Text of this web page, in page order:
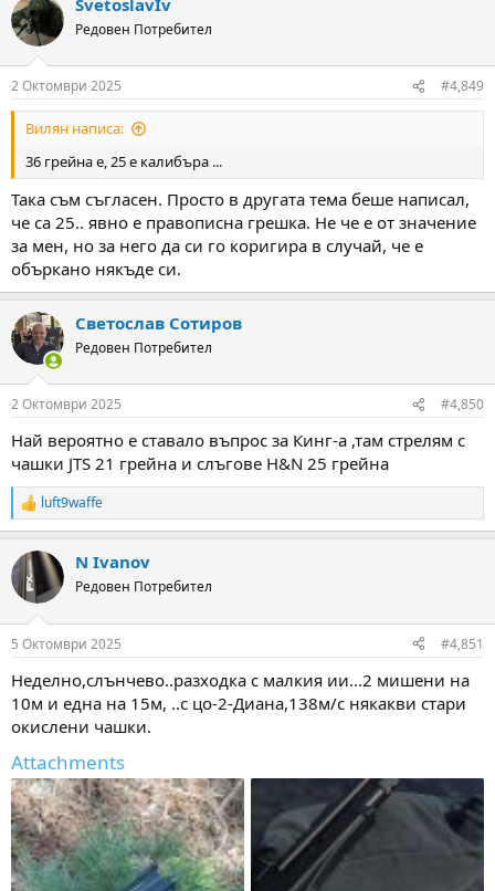
Редовен Потребител
2 Октомври 2025 #4,849
Вилян написа:
36 грейна е, 25 е калибъра ...
Така съм съгласен. Просто в другата тема беше написал,
че са 25.. явно е правописна грешка. Не че е от значение
за мен, но за него да си го коригира в случай, че е
объркано някъде си.
Светослав Сотиров
Редовен Потребител
2 Октомври 2025 #4,850
Най вероятно е ставало въпрос за Кинг-а ,там стрелям с
чашки JTS 21 грейна и слъгове H&N 25 грейна
R
e
c
t
i
s
luft9waffe
N Ivanov
Редовен Потребител
5 Октомври 2025 #4,851
Неделно,слънчево..разходка с малкия ии...2 мишени на
10м и една на 15м, ..с цо-2-Диана,138м/с някакви стари
окислени чашки.
Attachments